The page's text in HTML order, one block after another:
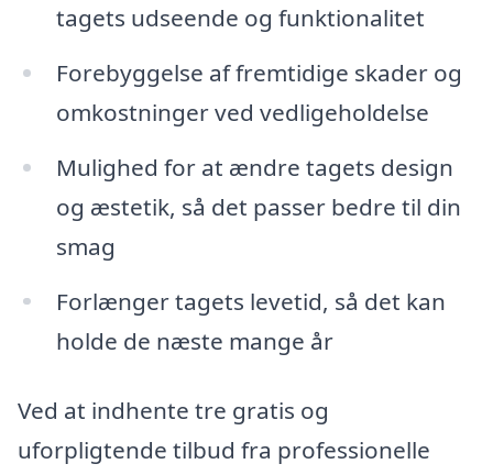
tagets udseende og funktionalitet
Forebyggelse af fremtidige skader og
omkostninger ved vedligeholdelse
Mulighed for at ændre tagets design
og æstetik, så det passer bedre til din
smag
Forlænger tagets levetid, så det kan
holde de næste mange år
Ved at indhente tre gratis og
uforpligtende tilbud fra professionelle